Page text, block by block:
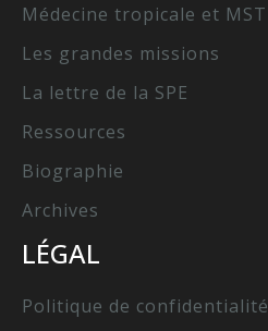
Médecine tropicale et MST
Les grandes missions
La lettre de la SPE
Ressources
Biographie
Archives
LÉGAL
Politique de confidentialité